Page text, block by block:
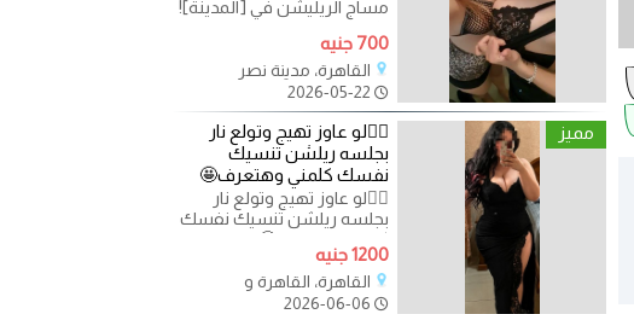
مساج الريليشن في [المدينة]!
من نوعها تجمع بين
700 جنيه
القاهرة، مدينة نصر
2026-05-22
مميز
❤️‍🔥لو عاوز تهيج وتولع نار
بجلسه ريلشن تنسيك
نفسك كلمني وهتعرف🤩
❤️‍🔥لو عاوز تهيج وتولع نار
بجلسه ريلشن تنسيك نفسك
كلمني وهتعرف🤩 - القاهره
✨ استمتع بأفضل
1200 جنيه
القاهرة، القاهرة و
2026-06-06